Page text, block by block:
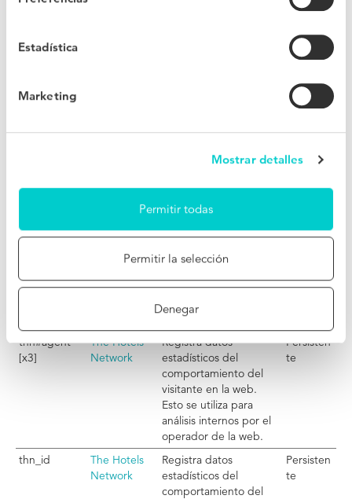
Estadística
Marketing
Mostrar detalles
Permitir todas
Permitir la selección
Denegar
identificador único
para personalizar el
contenido y medir el
publicitario en sitios
web que integran
como tweets
para compartir.
thn#agent
[x3]
The Hotels
Network
Registra datos
estadísticos del
comportamiento del
visitante en la web.
Esto se utiliza para
análisis internos por el
operador de la web.
Persisten
te
thn_id
The Hotels
Network
Registra datos
estadísticos del
comportamiento del
Persisten
te